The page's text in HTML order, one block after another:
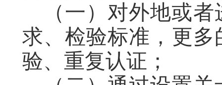
（一）对外地或
求、检验标准，更
验、重复认证；